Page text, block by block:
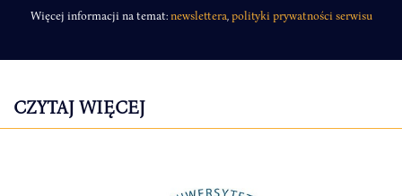
Więcej informacji na temat:newslettera polityki prywatności serwisu
CZYTAJ WIĘCEJ